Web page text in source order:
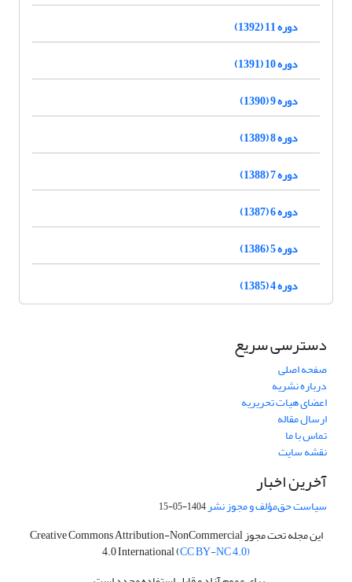
دوره 11 (1392)
دوره 10 (1391)
دوره 9 (1390)
دوره 8 (1389)
دوره 7 (1388)
دوره 6 (1387)
دوره 5 (1386)
دوره 4 (1385)
دسترسی سریع
صفحه اصلی
درباره نشریه
اعضای هیات تحریریه
ارسال مقاله
تماس با ما
نقشه سایت
آخرین اخبار
سیاست حق‌مؤلف و مجوز نشر1404-05-15
این مجله تحت مجوز Creative Commons Attribution-NonCommercial
4.0 International (CC BY-NC 4.0)